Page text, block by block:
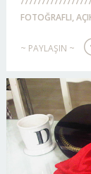
FOTOĞRAFLI,
~ PAYLAŞIN ~